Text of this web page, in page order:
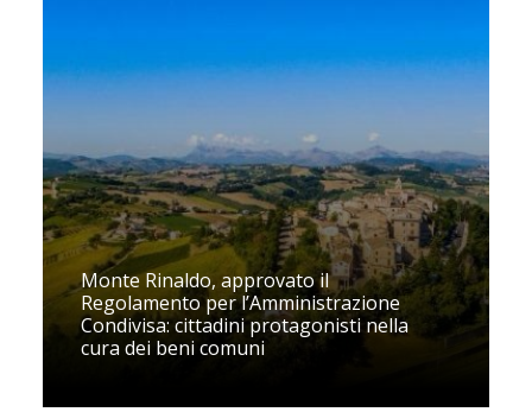
Monte Rinaldo, approvato il
Regolamento per l’Amministrazione
Condivisa: cittadini protagonisti nella
cura dei beni comuni